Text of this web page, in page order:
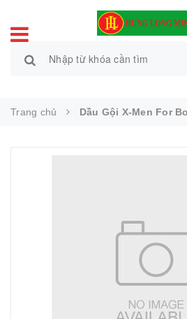
Trang chủ Dầu Gội X-Men For